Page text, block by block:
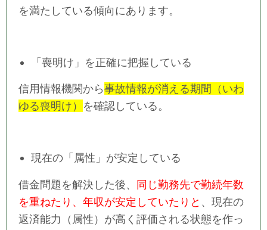
を満たしている傾向にあります。
「喪明け」を正確に把握している
信用情報機関から事故情報が消える期間（いわ
ゆる喪明け） を確認している。
現在の「属性」が安定している
借金問題を解決した後、 同じ勤務先で勤続年数
を重ねたり、年収が安定していたりと 、現在の
返済能力（属性）が高く評価される状態を作っ